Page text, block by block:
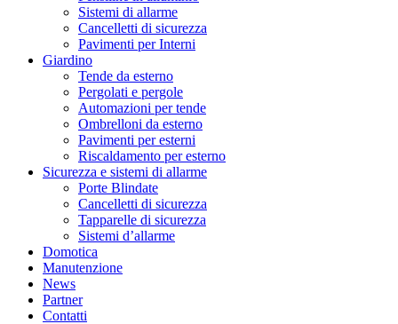
Sistemi di allarme
Cancelletti di sicurezza
Pavimenti per Interni
Giardino
Tende da esterno
Pergolati e pergole
Automazioni per tende
Ombrelloni da esterno
Pavimenti per esterni
Riscaldamento per esterno
Sicurezza e sistemi di allarme
Porte Blindate
Cancelletti di sicurezza
Tapparelle di sicurezza
Sistemi d’allarme
Domotica
Manutenzione
News
Partner
Contatti